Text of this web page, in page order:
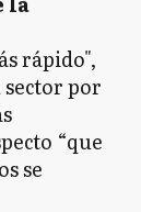
rápido",
por
“que
se